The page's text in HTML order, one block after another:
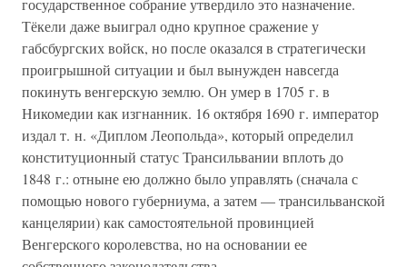
государственное собрание утвердило это назначение.
Тёкели даже выиграл одно крупное сражение у
габсбургских войск, но после оказался в стратегически
проигрышной ситуации и был вынужден навсегда
покинуть венгерскую землю. Он умер в 1705 г. в
Никомедии как изгнанник. 16 октября 1690 г. император
издал т. н. «Диплом Леопольда», который определил
конституционный статус Трансильвании вплоть до
1848 г.: отныне ею должно было управлять (сначала с
помощью нового губерниума, а затем — трансильванской
канцелярии) как самостоятельной провинцией
Венгерского королевства, но на основании ее